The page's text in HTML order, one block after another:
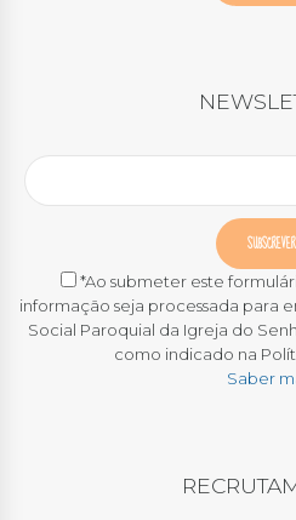
*Ao submeter este
informação seja processada para
Social Paroquial da Igreja do
como indicado na
Saber